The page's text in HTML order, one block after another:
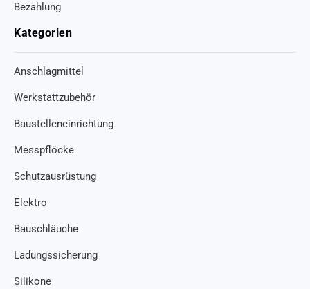
Bezahlung
Kategorien
Anschlagmittel
Werkstattzubehör
Baustelleneinrichtung
Messpflöcke
Schutzausrüstung
Elektro
Bauschläuche
Ladungssicherung
Silikone